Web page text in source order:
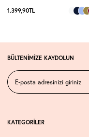
1.399,90TL
BÜLTENİMİZE KAYDOLUN
KATEGORİLER